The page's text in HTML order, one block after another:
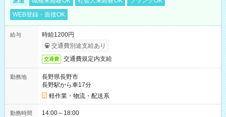
WEB登録・面接OK
給与
時給1200円
交通費別途支給あり
交通費 交通費規定内支給
勤務地
長野県長野市
長野駅から車17分
軽作業・物流・配送系
勤務時間 14:00～18:00